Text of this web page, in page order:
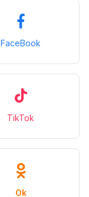
FaceBook
TikTok
Ok